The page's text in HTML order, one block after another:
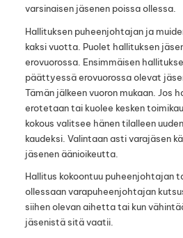
varsinaisen jäsenen poissa ollessa.
Hallituksen puheenjohtajan ja
kaksi vuotta. Puolet hallituksen
erovuorossa. Ensimmäisen
päättyessä erovuorossa olevat
Tämän jälkeen vuoron mukaan. Jos
erotetaan tai kuolee kesken
kokous valitsee hänen tilalleen
kaudeksi. Valintaan asti varajäsen
jäsenen äänioikeutta.
Hallitus kokoontuu puheenjohtajan
ollessaan varapuheenjohtajan
siihen olevan aihetta tai kun
jäsenistä sitä vaatii.